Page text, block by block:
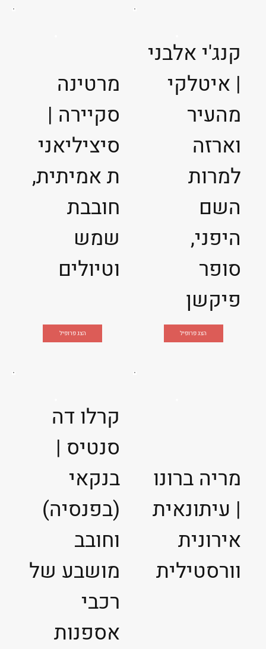
מרטינה
סקיירה |
סיציליאני
ת אמיתית,
חובבת
שמש
וטיולים
הצג פרופיל
קנג'י אלבני
| איטלקי
מהעיר
וארזה
למרות
השם
היפני,
סופר
פיקשן
הצג פרופיל
קרלו דה
סנטיס |
בנקאי
(בפנסיה)
וחובב
מושבע של
רכבי
אספנות
מריה ברונו
| עיתונאית
אירונית
וורסטילית